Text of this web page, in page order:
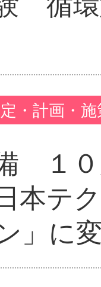
・計画・
１
本テ
」に